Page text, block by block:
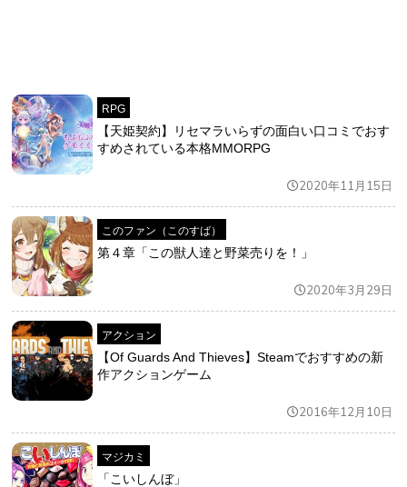
RPG
【天姫契約】リセマラいらずの面白い口コミでおす
すめされている本格MMORPG
2020年11月15日
このファン（このすば）
第４章「この獣人達と野菜売りを！」
2020年3月29日
アクション
【Of Guards And Thieves】Steamでおすすめの新
作アクションゲーム
2016年12月10日
マジカミ
「こいしんぼ」